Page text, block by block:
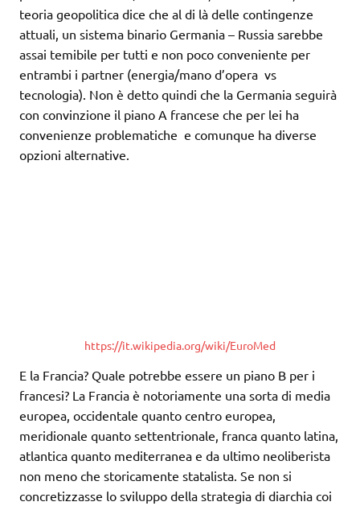
teoria geopolitica dice che al di là delle contingenze
attuali, un sistema binario Germania – Russia sarebbe
assai temibile per tutti e non poco conveniente per
entrambi i partner (energia/mano d’opera vs
tecnologia). Non è detto quindi che la Germania seguirà
con convinzione il piano A francese che per lei ha
convenienze problematiche e comunque ha diverse
opzioni alternative.
https://it.wikipedia.org/wiki/EuroMed
E la Francia? Quale potrebbe essere un piano B per i
francesi? La Francia è notoriamente una sorta di media
europea, occidentale quanto centro europea,
meridionale quanto settentrionale, franca quanto latina,
atlantica quanto mediterranea e da ultimo neoliberista
non meno che storicamente statalista. Se non si
concretizzasse lo sviluppo della strategia di diarchia coi